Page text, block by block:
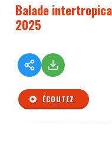
Balade
2025
ÉCOUTEZ